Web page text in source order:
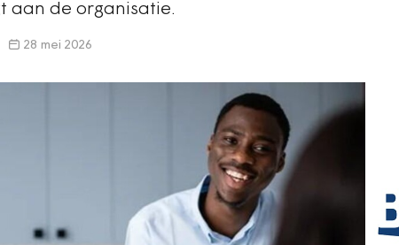
aan de organisatie.
28 mei 2026